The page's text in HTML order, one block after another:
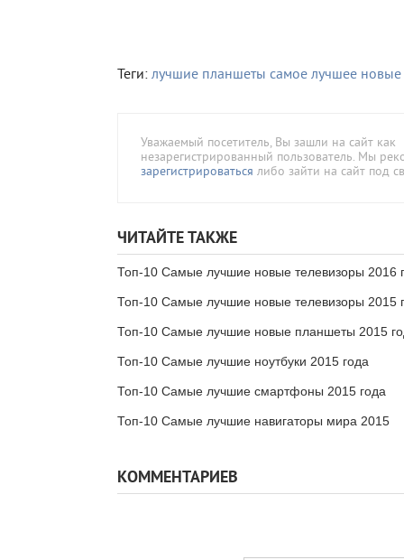
Теги: лучшие планшеты самое лучшее
Уважаемый посетитель, Вы зашли на сайт как
незарегистрированный пользователь. Мы
зарегистрироваться либо зайти на сайт под
ЧИТАЙТЕ ТАКЖЕ
Топ-10 Самые лучшие новые телевизоры 2016
Топ-10 Самые лучшие новые телевизоры 2015
Топ-10 Самые лучшие новые планшеты 2015
Топ-10 Самые лучшие ноутбуки 2015 года
Топ-10 Самые лучшие смартфоны 2015 года
Топ-10 Самые лучшие навигаторы мира 2015
КОММЕНТАРИЕВ